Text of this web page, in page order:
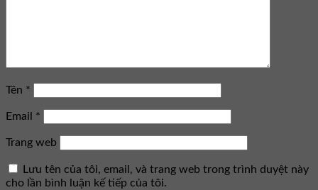
Tên *
Email *
Trang web
Lưu tên của tôi, email, và trang web trong trình duyệt này
cho lần bình luận kế tiếp của tôi.